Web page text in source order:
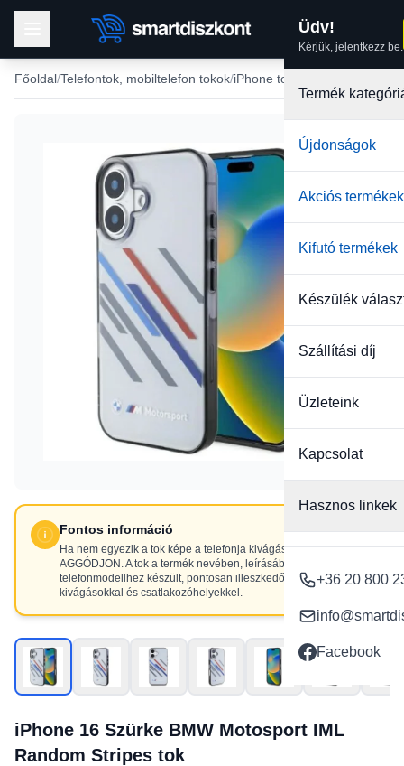
Üdv!
Kérjük, jelentkezz be.
Termék
Újdonságok
Akciós termékek
Kifutó termékek
Készülék
Szállítási díj
Üzleteink
Kapcsolat
Hasznos linkek
+36 20 800
Facebook
Főoldal Telefontok, mobiltelefon tokok iPhone tokok
Fontos információ
Ha nem egyezik a tok képe a telefonja kivágásaival, NE
AGGÓDJON. A tok a termék nevében, leírásában szereplő
telefonmodellhez készült, pontosan illeszkedő
kivágásokkal és csatlakozóhelyekkel.
-35%
iPhone 16 Szürke BMW Motosport IML
Random Stripes tok